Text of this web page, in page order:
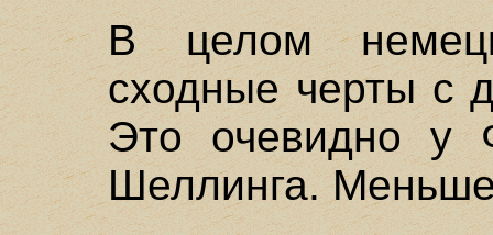
В целом
сходные черты с
Это очевидно
Шеллинга. Меньше